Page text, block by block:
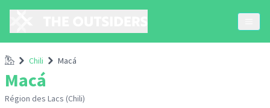
Accueil
Chili Macá
Macá
Région des Lacs (Chili)